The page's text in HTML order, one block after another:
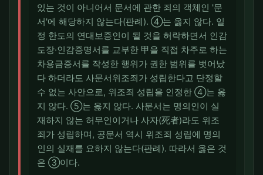
있는 것이 아니어서 문서에 관한 죄의 객체인 '문
서'에 해당하지 않는다(판례). ④는 옳지 않다. 일
정 한도의 연대보증인이 될 것을 허락하면서 인감
도장·인감증명서를 교부한 甲을 직접 차주로 하는
차용금증서를 작성한 행위가 권한 범위를 벗어났
다 하더라도 사문서위조죄가 성립한다고 단정할
수 없는 사안으로, 위조죄 성립을 인정한 ④는 옳
지 않다. ⑤는 옳지 않다. 사문서는 명의인이 실
재하지 않는 허무인이거나 사자(死者)라도 위조
죄가 성립하며, 공문서 역시 위조죄 성립에 명의
인의 실재를 요하지 않는다(판례). 따라서 옳은 것
은 ③이다.